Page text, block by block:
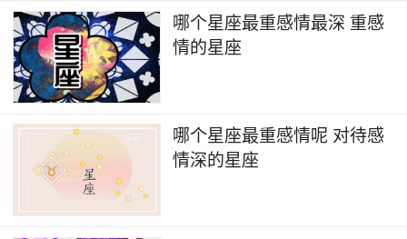
哪个星座最重感情最深 重感
情的星座
哪个星座最重感情呢 对待感
情深的星座